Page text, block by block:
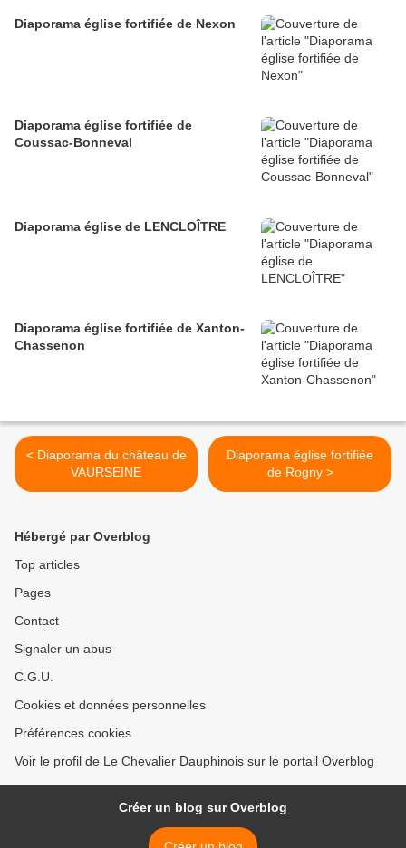
Diaporama église fortifiée de Nexon
Diaporama église fortifiée de
Coussac-Bonneval
Diaporama église de LENCLOÎTRE
Diaporama église fortifiée de Xanton-
Chassenon
< Diaporama du château de
VAURSEINE
Diaporama église fortifiée
de Rogny >
Hébergé par Overblog
Top articles
Pages
Contact
Signaler un abus
C.G.U.
Cookies et données personnelles
Préférences cookies
Voir le profil de Le Chevalier Dauphinois sur le portail Overblog
Créer un blog sur Overblog